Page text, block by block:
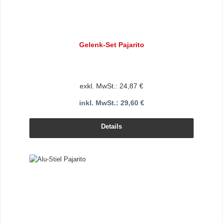
Gelenk-Set Pajarito
exkl. MwSt.: 24,87 €
inkl. MwSt.: 29,60 €
Details